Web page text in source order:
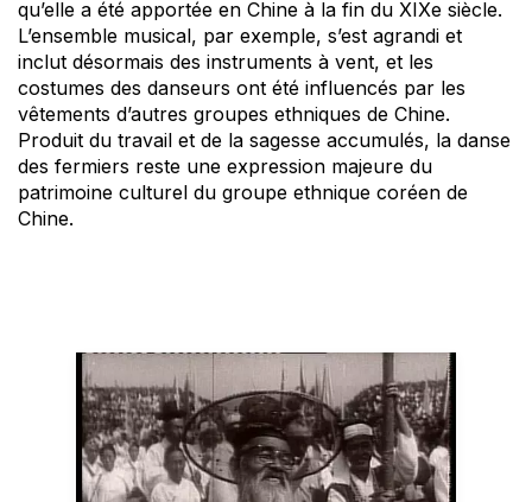
qu’elle a été apportée en Chine à la fin du XIXe siècle.
L’ensemble musical, par exemple, s’est agrandi et
inclut désormais des instruments à vent, et les
costumes des danseurs ont été influencés par les
vêtements d’autres groupes ethniques de Chine.
Produit du travail et de la sagesse accumulés, la danse
des fermiers reste une expression majeure du
patrimoine culturel du groupe ethnique coréen de
Chine.